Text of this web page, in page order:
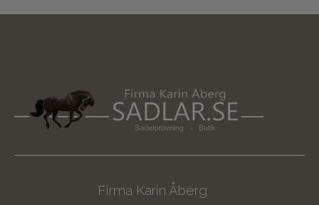
Firma Karin Åberg